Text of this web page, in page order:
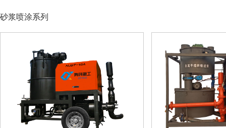
砂浆喷涂系列